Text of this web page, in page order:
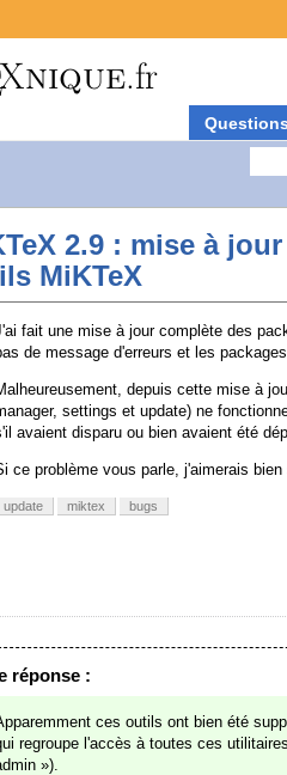
Questions
2.9 : mise à
MiKTeX
fait une mise à jour complète des
de message d'erreurs et les
depuis cette mise à
settings et update) ne
avaient disparu ou bien avaient été
ce problème vous parle, j'aimerais
update miktex bugs
réponse :
ces outils ont bien été
regroupe l'accès à toutes ces
»).